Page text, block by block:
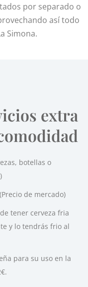
por separado o
así todo
Simona.
extra
botellas o
de mercado)
tener cerveza fria
y lo tendrás frio al
para su uso en la